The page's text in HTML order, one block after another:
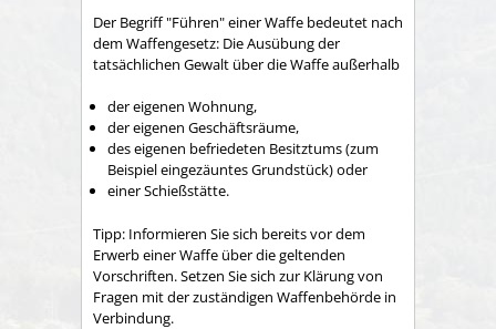
Der Begriff "Führen" einer Waffe bedeutet nach
dem Waffengesetz: Die Ausübung der
tatsächlichen Gewalt über die Waffe außerhalb
der eigenen Wohnung,
der eigenen Geschäftsräume,
des eigenen befriedeten Besitztums(zum
Beispiel eingezäuntes Grundstück)oder
einer Schießstätte.
Tipp: Informieren Sie sich bereits vor dem
Erwerb einer Waffe über die geltenden
Vorschriften. Setzen Sie sich zur Klärung von
Fragen mit der zuständigen Waffenbehörde in
Verbindung.